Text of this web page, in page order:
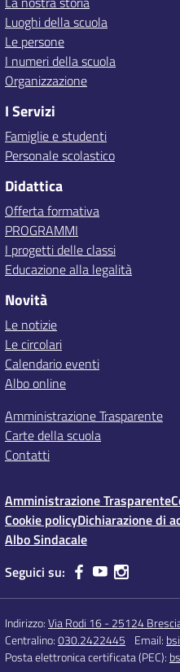
Luoghi della scuola
Le persone
I numeri della scuola
Organizzazione
I Servizi
Famiglie e studenti
Personale scolastico
Didattica
Offerta formativa
PROGRAMMI
I progetti delle classi
Educazione alla legalità
Novità
Le notizie
Le circolari
Calendario eventi
Albo online
Amministrazione Trasparente
Carte della scuola
Contatti
Amministrazione Trasparente
Cookie policyDichiarazione di
Albo Sindacale
Seguici su:
Indirizzo:Via Rodi 16 - 25124
Centralino:030.2422445 Email:
Posta elettronica certificata (PEC):